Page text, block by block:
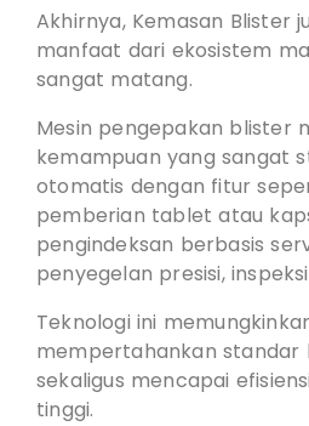
Akhirnya, Kemasan Blister
manfaat dari ekosistem
sangat matang.
Mesin pengepakan blister
kemampuan yang sangat
otomatis dengan fitur
pemberian tablet atau
pengindeksan berbasis
penyegelan presisi,
Teknologi ini
mempertahankan standar
sekaligus mencapai
tinggi.